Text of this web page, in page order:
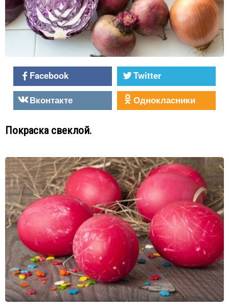
Facebook
Twitter
Вконтакте
Однокласники
Покраска свеклой.